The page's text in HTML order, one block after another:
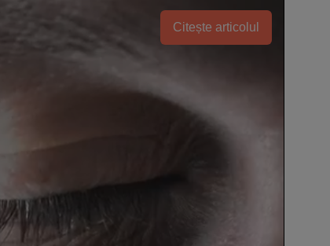
Citește articolul